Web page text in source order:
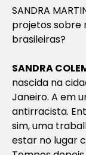
SANDRA
projetos sobre
brasileiras?
SANDRA
nascida na
Janeiro. A em
antirracista.
sim, uma
estar no lugar